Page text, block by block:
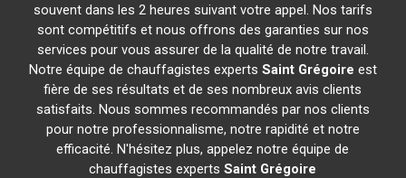
souvent dans les 2 heures suivant votre appel. Nos tarifs
sont compétitifs et nous offrons des garanties sur nos
services pour vous assurer de la qualité de notre travail.
Notre équipe de chauffagistes experts Saint Grégoire est
fière de ses résultats et de ses nombreux avis clients
satisfaits. Nous sommes recommandés par nos clients
pour notre professionnalisme, notre rapidité et notre
efficacité. N'hésitez plus, appelez notre équipe de
chauffagistes expertsSaint Grégoire